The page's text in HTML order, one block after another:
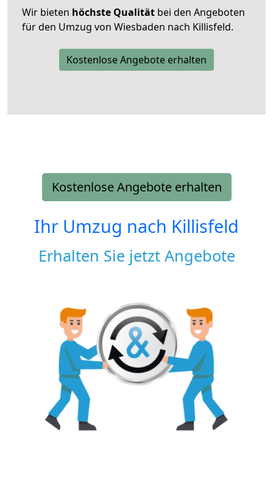
Wir bieten höchste Qualität bei den Angeboten
für den Umzug von Wiesbaden nach Killisfeld.
Kostenlose Angebote erhalten
Kostenlose Angebote erhalten
Ihr Umzug nach Killisfeld
Erhalten Sie jetzt Angebote